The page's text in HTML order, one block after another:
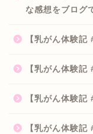
な感想をブログ
【乳がん体験
【乳がん体験
【乳がん体験
【乳がん体験